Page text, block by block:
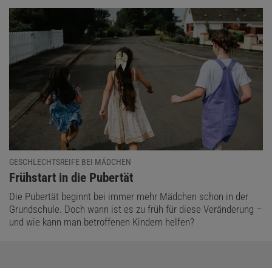
GESCHLECHTSREIFE BEI MÄDCHEN
:
Frühstart in die Pubertät
Die Pubertät beginnt bei immer mehr Mädchen schon in der
Grundschule. Doch wann ist es zu früh für diese Veränderung –
und wie kann man betroffenen Kindern helfen?